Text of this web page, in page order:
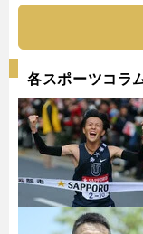
各スポーツコラ